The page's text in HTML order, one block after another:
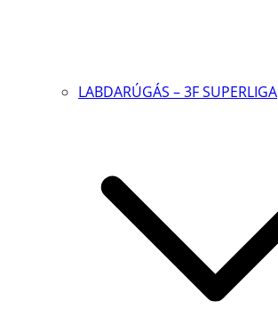
LABDARÚGÁS – 3F SUPERLIGA